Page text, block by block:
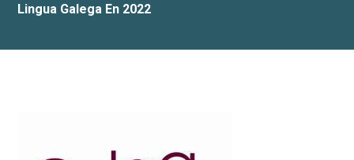
Lingua Galega En 2022